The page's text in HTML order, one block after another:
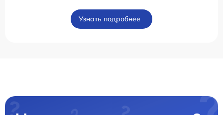
Узнать подробнее